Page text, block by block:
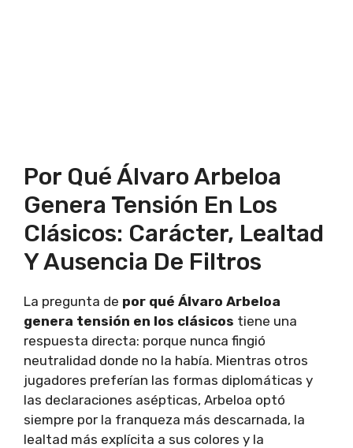
Por Qué Álvaro Arbeloa
Genera Tensión En Los
Clásicos: Carácter, Lealtad
Y Ausencia De Filtros
La pregunta de por qué Álvaro Arbeloa
genera tensión en los clásicos tiene una
respuesta directa: porque nunca fingió
neutralidad donde no la había. Mientras otros
jugadores preferían las formas diplomáticas y
las declaraciones asépticas, Arbeloa optó
siempre por la franqueza más descarnada, la
lealtad más explícita a sus colores y la